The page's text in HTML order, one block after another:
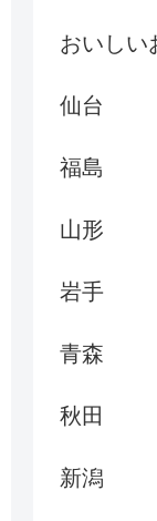
おいしい
仙台
福島
山形
岩手
青森
秋田
新潟